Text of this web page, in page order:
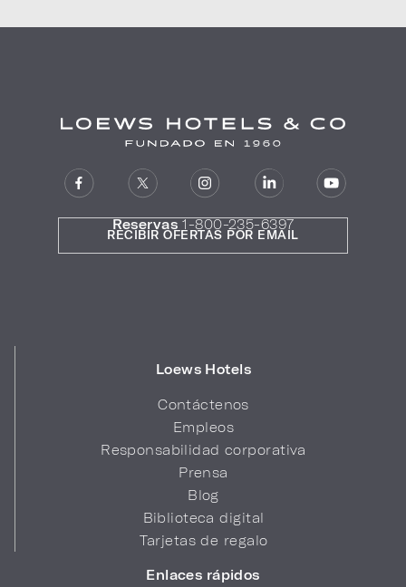
Reservas 1-800-235-6397
Loews Hotels
Contáctenos
Empleos
Responsabilidad corporativa
Prensa
Blog
Biblioteca digital
Tarjetas de regalo
Enlaces rápidos
RECIBIR OFERTAS POR EMAIL